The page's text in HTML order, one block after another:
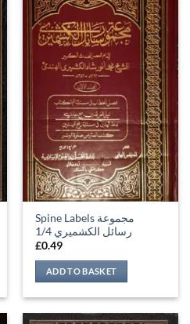
Spine Labels مجموعة
رسائل الكشميري 1/4
£0.49
ADD TO BASKET